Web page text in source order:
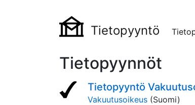
Tietopyyntö
Tietopyynnöt
Tietopyyntö
Vakuutusoikeus (Suomi)